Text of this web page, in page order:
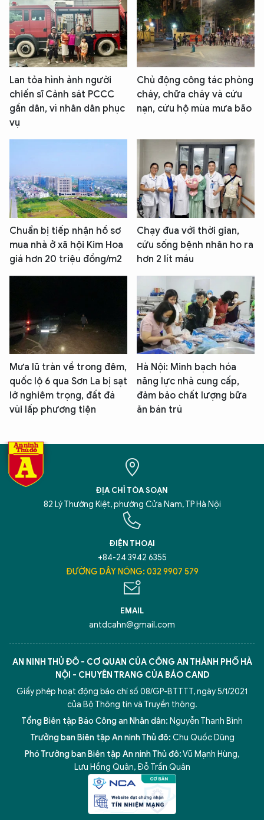
Lan tỏa hình ảnh người
chiến sĩ Cảnh sát PCCC
gần dân, vì nhân dân phục
vụ
Chủ động công tác phòng
cháy, chữa cháy và cứu
nạn, cứu hộ mùa mưa bão
Chuẩn bị tiếp nhận hồ sơ
mua nhà ở xã hội Kim Hoa
giá hơn 20 triệu đồng/m2
Chạy đua với thời gian,
cứu sống bệnh nhân ho ra
hơn 2 lít máu
Mưa lũ tràn về trong đêm,
quốc lộ 6 qua Sơn La bị sạt
lở nghiêm trọng, đất đá
vùi lấp phương tiện
Hà Nội: Minh bạch hóa
năng lực nhà cung cấp,
đảm bảo chất lượng bữa
ăn bán trú
ĐỊA CHỈ TÒA SOẠN
82 Lý Thường Kiệt, phường Cửa Nam, TP Hà Nội
ĐIỆN THOẠI
+84-24 3942 6355
ĐƯỜNG DÂY NÓNG: 032 9907 579
EMAIL
antdcahn@gmail.com
AN NINH THỦ ĐÔ - CƠ QUAN CỦA CÔNG AN THÀNH PHỐ HÀ
NỘI - CHUYÊN TRANG CỦA BÁO CAND
Giấy phép hoạt động báo chí số 08/GP-BTTTT, ngày 5/1/2021
của Bộ Thông tin và Truyền thông.
Tổng Biên tập Báo Công an Nhân dân: Nguyễn Thanh Bình
Trưởng ban Biên tập An ninh Thủ đô: Chu Quốc Dũng
Phó Trưởng ban Biên tập An ninh Thủ đô:Vũ Mạnh Hùng,
Lưu Hồng Quân, Đỗ Trần Quân
5 điểm nghẽn của Hà Nội giải pháp xử lý điểm nghẽn của